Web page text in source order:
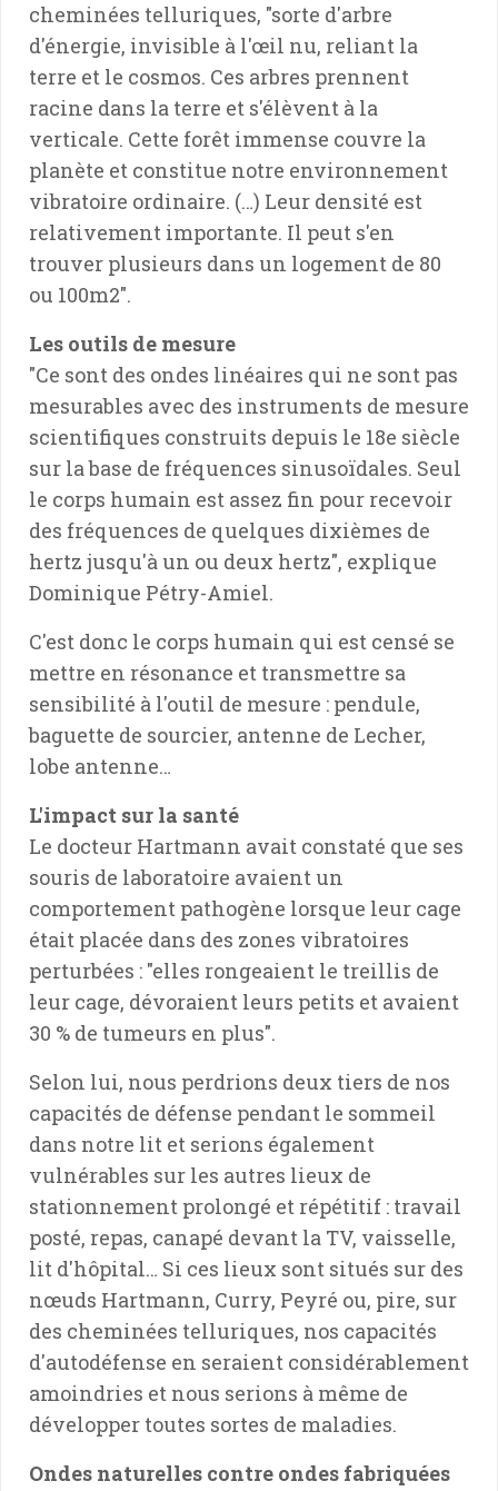
cheminées telluriques, "sorte d'arbre
d'énergie, invisible à l'œil nu, reliant la
terre et le cosmos. Ces arbres prennent
racine dans la terre et s'élèvent à la
verticale. Cette forêt immense couvre la
planète et constitue notre environnement
vibratoire ordinaire. (…) Leur densité est
relativement importante. Il peut s'en
trouver plusieurs dans un logement de 80
ou 100m2".
Les outils de mesure
"Ce sont des ondes linéaires qui ne sont pas
mesurables avec des instruments de mesure
scientifiques construits depuis le 18e siècle
sur la base de fréquences sinusoïdales. Seul
le corps humain est assez fin pour recevoir
des fréquences de quelques dixièmes de
hertz jusqu'à un ou deux hertz", explique
Dominique Pétry-Amiel.
C'est donc le corps humain qui est censé se
mettre en résonance et transmettre sa
sensibilité à l'outil de mesure : pendule,
baguette de sourcier, antenne de Lecher,
lobe antenne…
L'impact sur la santé
Le docteur Hartmann avait constaté que ses
souris de laboratoire avaient un
comportement pathogène lorsque leur cage
était placée dans des zones vibratoires
perturbées : "elles rongeaient le treillis de
leur cage, dévoraient leurs petits et avaient
30 % de tumeurs en plus".
Selon lui, nous perdrions deux tiers de nos
capacités de défense pendant le sommeil
dans notre lit et serions également
vulnérables sur les autres lieux de
stationnement prolongé et répétitif : travail
posté, repas, canapé devant la TV, vaisselle,
lit d'hôpital… Si ces lieux sont situés sur des
nœuds Hartmann, Curry, Peyré ou, pire, sur
des cheminées telluriques, nos capacités
d'autodéfense en seraient considérablement
amoindries et nous serions à même de
développer toutes sortes de maladies.
Ondes naturelles contre ondes fabriquées